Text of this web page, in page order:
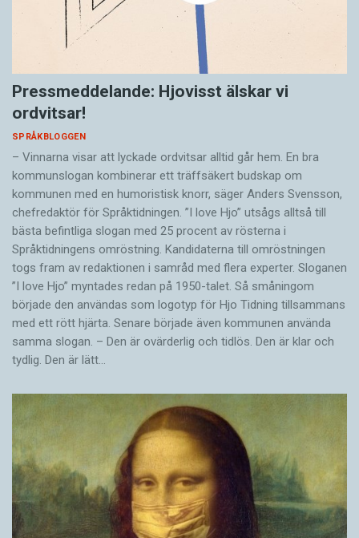
Pressmeddelande: Hjovisst älskar vi
ordvitsar!
SPRÅKBLOGGEN
– Vinnarna visar att lyckade ordvitsar alltid går hem. En bra
kommunslogan kombinerar ett träffsäkert budskap om
kommunen med en humoristisk knorr, säger Anders Svensson,
chefredaktör för Språktidningen. ”I love Hjo” utsågs alltså till
bästa befintliga slogan med 25 procent av rösterna i
Språktidningens omröstning. Kandidaterna till omröstningen
togs fram av redaktionen i samråd med flera experter. Sloganen
”I love Hjo” myntades redan på 1950-talet. Så småningom
började den användas som logotyp för Hjo Tidning tillsammans
med ett rött hjärta. Senare började även kommunen använda
samma slogan. – Den är ovärderlig och tidlös. Den är klar och
tydlig. Den är lätt…